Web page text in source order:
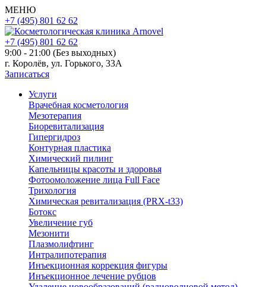
МЕНЮ
+7 (495) 801 62 62
+7 (495) 801 62 62
9:00 - 21:00 (Без выходных)
г. Королёв, ул. Горького, 33А
Записаться
Услуги
Врачебная косметология
Мезотерапия
Биоревитализация
Гипергидроз
Контурная пластика
Химический пилинг
Капельницы красоты и здоровья
Фотоомоложение лица Full Face
Трихология
Химическая ревитализация (PRX-t33)
Ботокс
Увеличение губ
Мезонити
Плазмолифтинг
Интралипотерапия
Инъекционная коррекция фигуры
Инъекционное лечение рубцов